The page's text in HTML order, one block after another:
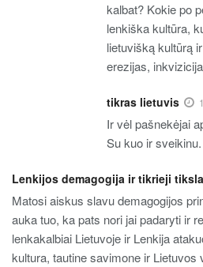
kalbat? Kokie po
lenkiška kultūra,
lietuvišką kultūrą
erezijas,
tikras lietuvis
Ir vėl pašnekėjai
Su kuo ir
Lenkijos demagogija ir tikrieji
Matosi aiskus slavu demagogijos
auka tuo, ka pats nori jai padaryti ir
lenkakalbiai Lietuvoje ir Lenkija
kultura, tautine savimone ir Lietuvos